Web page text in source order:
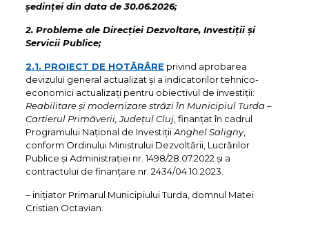
şedinţei din data de 30.06.2026;
2. Probleme ale Direcției Dezvoltare, Investiții și
Servicii Publice;
2.1. PROIECT DE HOTĂRÂRE privind aprobarea
devizului general actualizat și a indicatorilor tehnico-
economici actualizați pentru obiectivul de investiții:
Reabilitare și modernizare străzi în Municipiul Turda –
Cartierul Primăverii, Județul Cluj, finanțat în cadrul
Programului Național de InvestițiiAnghel Saligny,
conform Ordinului Ministrului Dezvoltării, Lucrărilor
Publice și Administrației nr. 1498/28.07.2022 și a
contractului de finanțare nr. 2434/04.10.2023.
– iniţiator Primarul Municipiului Turda, domnul Matei
Cristian Octavian.